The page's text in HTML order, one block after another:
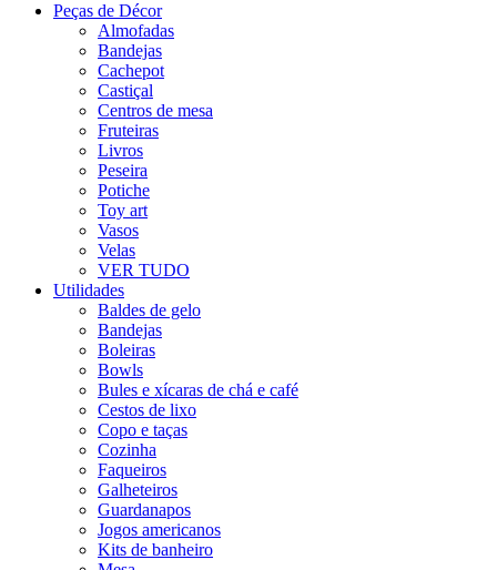
Peças de Décor
Almofadas
Bandejas
Cachepot
Castiçal
Centros de mesa
Fruteiras
Livros
Peseira
Potiche
Toy art
Vasos
Velas
VER TUDO
Utilidades
Baldes de gelo
Bandejas
Boleiras
Bowls
Bules e xícaras de chá e café
Cestos de lixo
Copo e taças
Cozinha
Faqueiros
Galheteiros
Guardanapos
Jogos americanos
Kits de banheiro